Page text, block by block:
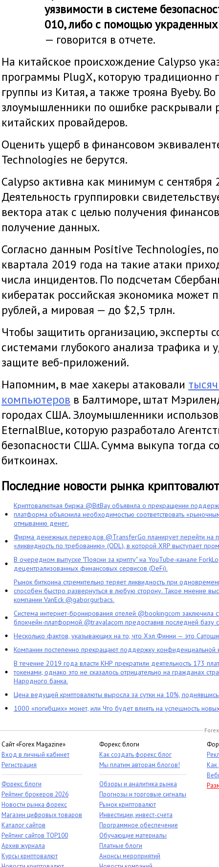
уязвимости в системе
010, либо с помощью
— говорится в отчете.
На китайское происхождение Calypso
программы PlugX, которую традиционно
группы из Китая, а также трояна Byeby.
злоумышленники по ошибке раскрывали
китайских провайдеров.
Оценить ущерб в финансовом
Technologies не берутся.
Calypso активна как минимум с сентября
Деятельность группировки
вектора атак с целью получения
получение данных.
Согласно данным Positive Technologies,
квартала 2019 года на такие атаки
числа инцидентов. По подсчетам
кибератак российская экономика может
рублей, а мировая — до $2,5 трлн.
Чтобы защитить организацию, эксперты
системами глубокого анализа трафика и
защите веб-приложений.
Напомним, в мае хакеры атаковали
компьютеров в Балтиморе, штат
городах США. Злоумышленники
EternalBlue, которую разработало
безопасности США. Сумма выкупа тогда
биткоинах.
Последние новости рынка криптовалют
Криптовалютная биржа @BitBay объявила о прекращении
платформа объяснила необходимостью соответствовать
отмыванию денег.
Фирма денежных переводов @TransferGo планирует перейти на
«ликвидность по требованию» (ODL), в которой XRP выступает
В очередном выпуске "Поясни за крипту" на YouTube-канале
децентрализованных финансовых сервисов (DeFi).
Рынок биткоина стремительно теряет ликвидность при
способен быстро развернуться в любую сторону. Такое мнение
компании VanEck @gaborgurbacs.
Система интернет-бронирования отелей @bookingcom заключила
блокчейн-платформой @travalacom предоставив последней базу
Несколько фактов, указывающих на то, что Хэл Финни — это
Компании постепенно прекращают поддержку конфиденциальной
В течение 2019 года власти КНР прекратили деятельность 173
токенами, однако это не сказалось отрицательно на гражданах
Народного банка.
Цена ведущей криптовалюты выросла за сутки на 10%,
1000 «погибших» монет, или Что будет влиять на успешность
Сайт «Forex Magazine»
Вход в личный кабинет
Регистрация
Форекс блоги
Рейтинг брокеров 2026
Новости рынка форекс
Магазин цифровых товаров
Каталог сайтов
Рейтинг сайтов TOP100
Архив журнала
Курсы криптовалют
Форекс блоги
Как создать форекс блог
Мы платим авторам блогов!
Обзоры и аналитика рынка
Прогнозы и торговые сигналы
Рынок криптовалют
Инвестиции, инвест-счета
Программное обеспечение
Обучающие материалы
Платные блоги
Анонсы мероприятий
Как